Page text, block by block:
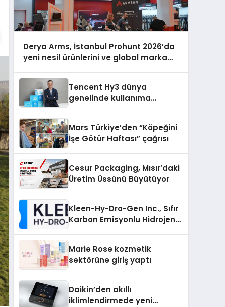
Derya Arms, İstanbul Prohunt 2026’da
yeni nesil ürünlerini ve global marka
Tencent Hy3 dünya
genelinde kullanıma
Mars Türkiye’den “Köpeğini
İşe Götür Haftası” çağrısı
Cesur Packaging, Mısır’daki
Üretim Üssünü Büyütüyor
Kleen-Hy-Dro-Gen Inc., Sıfır
Karbon Emisyonlu Hidrojen
Aldı
Marie Rose kozmetik
sektörüne giriş yaptı
Daikin’den akıllı
iklimlendirmede yeni